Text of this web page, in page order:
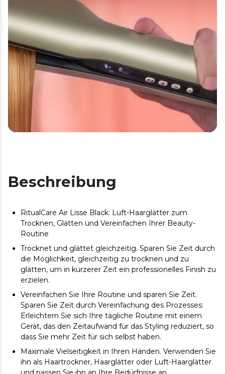
Beschreibung
RitualCare Air Lisse Black: Luft-Haarglätter zum
Trocknen, Glätten und Vereinfachen Ihrer Beauty-
Routine
Trocknet und glättet gleichzeitig. Sparen Sie Zeit durch
die Möglichkeit, gleichzeitig zu trocknen und zu
glätten, um in kürzerer Zeit ein professionelles Finish zu
erzielen.
Vereinfachen Sie Ihre Routine und sparen Sie Zeit.
Sparen Sie Zeit durch Vereinfachung des Prozesses:
Erleichtern Sie sich Ihre tägliche Routine mit einem
Gerät, das den Zeitaufwand für das Styling reduziert, so
dass Sie mehr Zeit für sich selbst haben.
Maximale Vielseitigkeit in Ihren Händen. Verwenden Sie
ihn als Haartrockner, Haarglätter oder Luft-Haarglätter